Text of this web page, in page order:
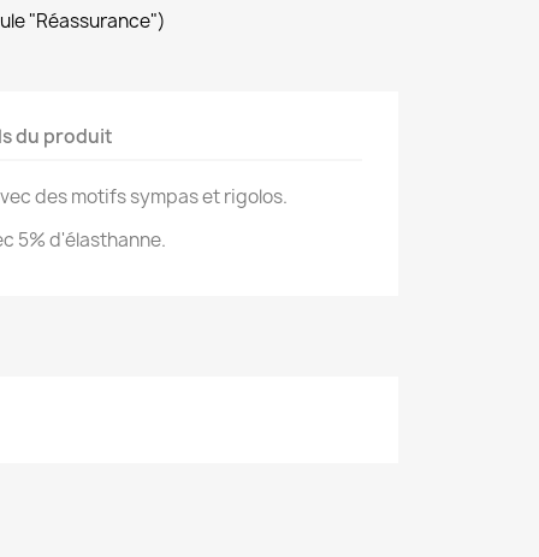
"Réassurance")
du produit
des motifs sympas et rigolos.
5% d'élasthanne.